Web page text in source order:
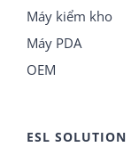
Máy kiểm kho
Máy PDA
OEM
ESL SOLUTION